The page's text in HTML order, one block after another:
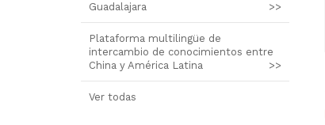
CLACSO/Al Faro Colección CLACSO/Al Faro
Zapatista.
Guadalajara
>>
Plataforma multilingüe de
intercambio de conocimientos entre
China y América Latina
>>
Ver todas